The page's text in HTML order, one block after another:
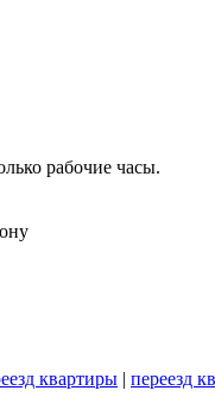
рабочие часы.
квартиры | переезд